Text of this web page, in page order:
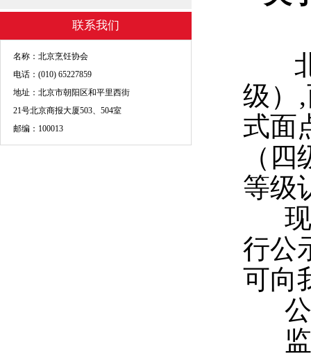
联系我们
名称：北京烹饪协会
电话：(010) 65227859
地址：北京市朝阳区和平里西街
21号北京商报大厦503、504室
邮编：100013
北
级）
式面
（
等级
现
行公
可向
公
监